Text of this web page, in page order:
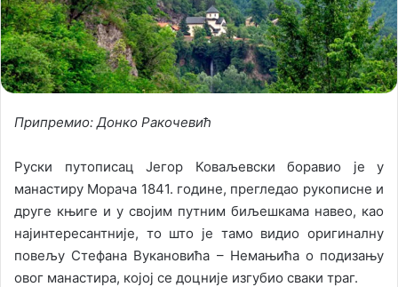
o
n
X
e
m
a
i
l
Припремио: Донко Ракочевић
Руски путописац Јегор Коваљевски боравио је у
манастиру Морача 1841. године, прегледао рукописне и
друге књиге и у својим путним биљешкама навео, као
најинтересантније, то што је тамо видио оригиналну
повељу Стефана Вукановића – Немањића о подизању
овог манастира, којој се доцније изгубио сваки траг.